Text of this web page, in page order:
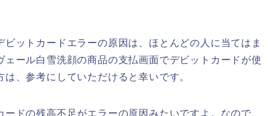
ットカードエラーの原因は、ほとんどの人に当てはま
ェール白雪洗顔の商品の支払画面でデビットカードが使
、参考にしていただけると幸いです。
ドの残高不足がエラーの原因みたいですよ。なので、